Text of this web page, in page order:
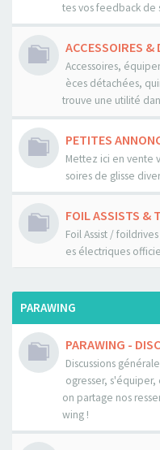
tes vos feedback de
ACCESSOIRES &
Accessoires,
èces détachées,
trouve une utilité
PETITES
Mettez ici en vente
soires de glisse
FOIL ASSISTS &
Foil Assist /
es électriques
PARAWING
PARAWING -
Discussions
ogresser,
on partage nos
wing !